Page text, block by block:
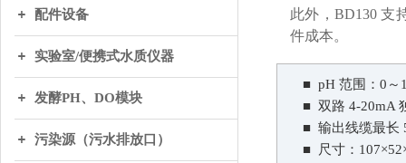
配件设备
实验室/便携式水质仪器
发酵PH、DO模块
污染源（污水排放口）
此外，BD130 支
件成本。
■ pH 范围：0～
■ 双路 4-20mA
■ 输出线缆最长
■ 尺寸：